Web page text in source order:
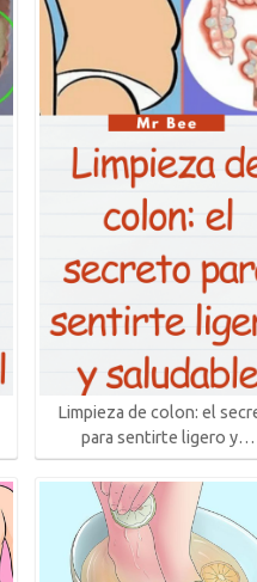
Limpieza de colon: el
para sentirte ligero y…